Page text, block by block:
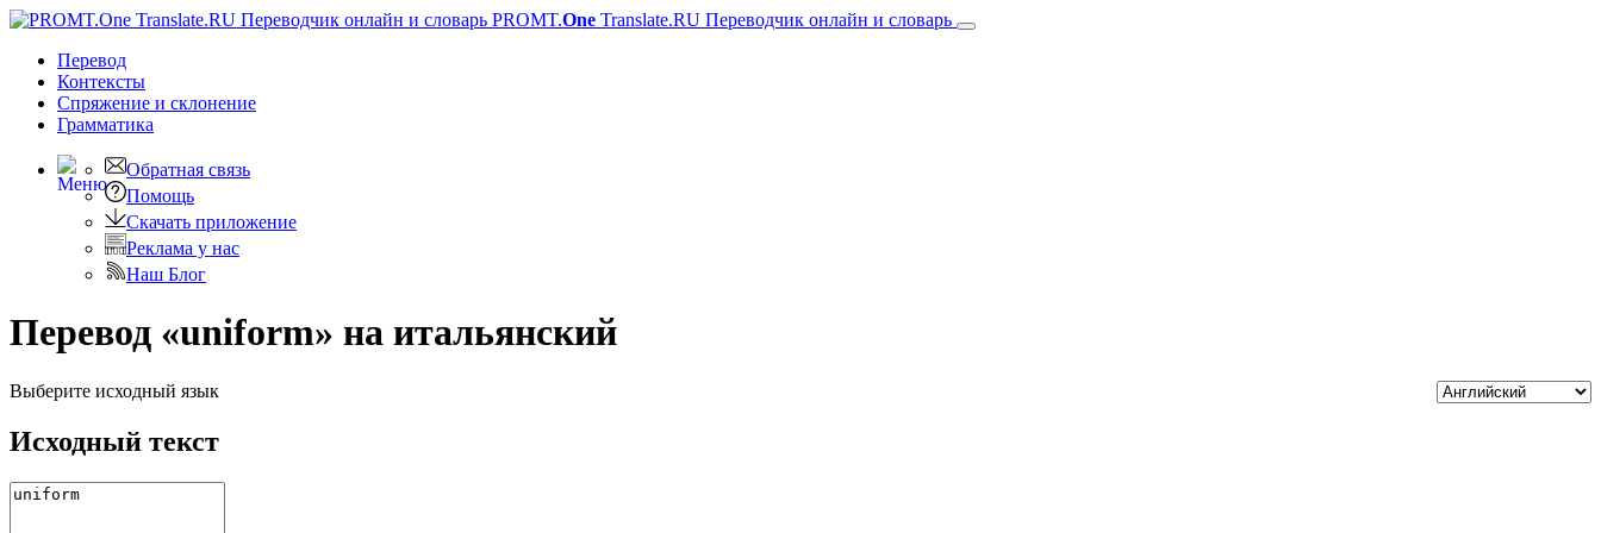
PROMT.One Translate.RU Переводчик онлайн и словарь
Перевод
Контексты
Спряжение и склонение
Грамматика
Обратная связь
Помощь
Скачать приложение
Реклама у нас
Наш Блог
Перевод «uniform» на итальянский
Выберите исходный язык
Исходный текст